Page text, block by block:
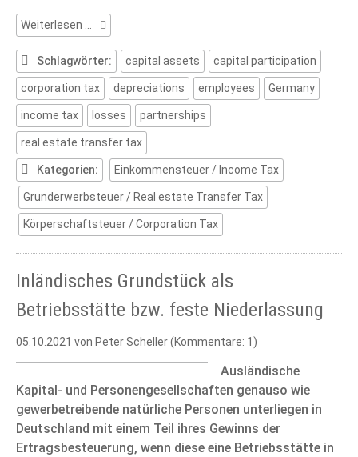
Weiterlesen …
Tax
news
Germany
-
October
2021
Schlagwörter: capital assets capital participation
corporation tax depreciations employees Germany
income tax losses partnerships
real estate transfer tax
Kategorien: Einkommensteuer / Income Tax
Grunderwerbsteuer / Real estate Transfer Tax
Körperschaftsteuer / Corporation Tax
Inländisches Grundstück als
Betriebsstätte bzw. feste Niederlassung
05.10.2021 von Peter Scheller (Kommentare: 1)
Ausländische
Kapital- und Personengesellschaften genauso wie
gewerbetreibende natürliche Personen unterliegen in
Deutschland mit einem Teil ihres Gewinns der
Ertragsbesteuerung, wenn diese eine Betriebsstätte in